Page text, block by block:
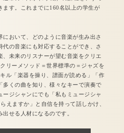
ます。これまでに160名以上の学生が
において、どのように音楽が生み出さ
の音楽にも対応することができ、さ
、未来のリスナーが望む音楽をクリエ
リーメソッド＝世界標準の＝ジャズを
ル「楽器を操り、譜面が読める」「作
多くの曲を知り、様々なキーで演奏で
ージシャンにでも「私もミュージシャ
えますか」と自信を持って話しかけ、
せる人材になるのです。